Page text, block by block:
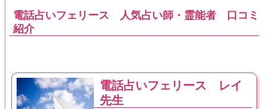
電話占いフェリース 人気占い師・霊能者 口コミ
紹介
電話占いフェリース レイ
先生